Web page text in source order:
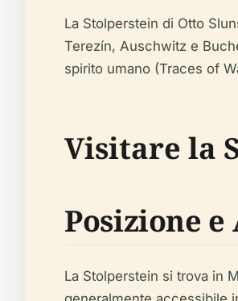
La Stolperstein di Otto
Terezín, Auschwitz e
spirito umano (Traces of
Visitare la
Posizione
La Stolperstein si trova in